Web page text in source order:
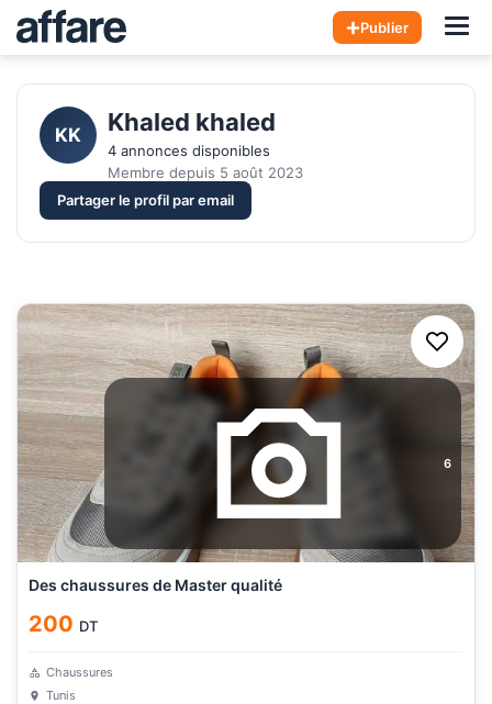
Publier
KK Khaled khaled
4 annonces disponibles
Membre depuis 5 août 2023
Partager le profil par email
6
Des chaussures de Master qualité
200 DT
Chaussures
Tunis